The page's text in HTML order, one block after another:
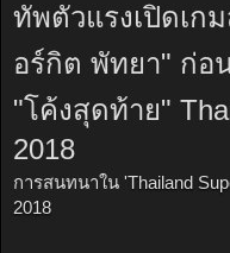
ทัพตัวแรงเปิดเก
อร์กิต พัทยา" ก่อ
"โค้งสุดท้าย"
2018
การสนทนาใน 'Thailand
2018